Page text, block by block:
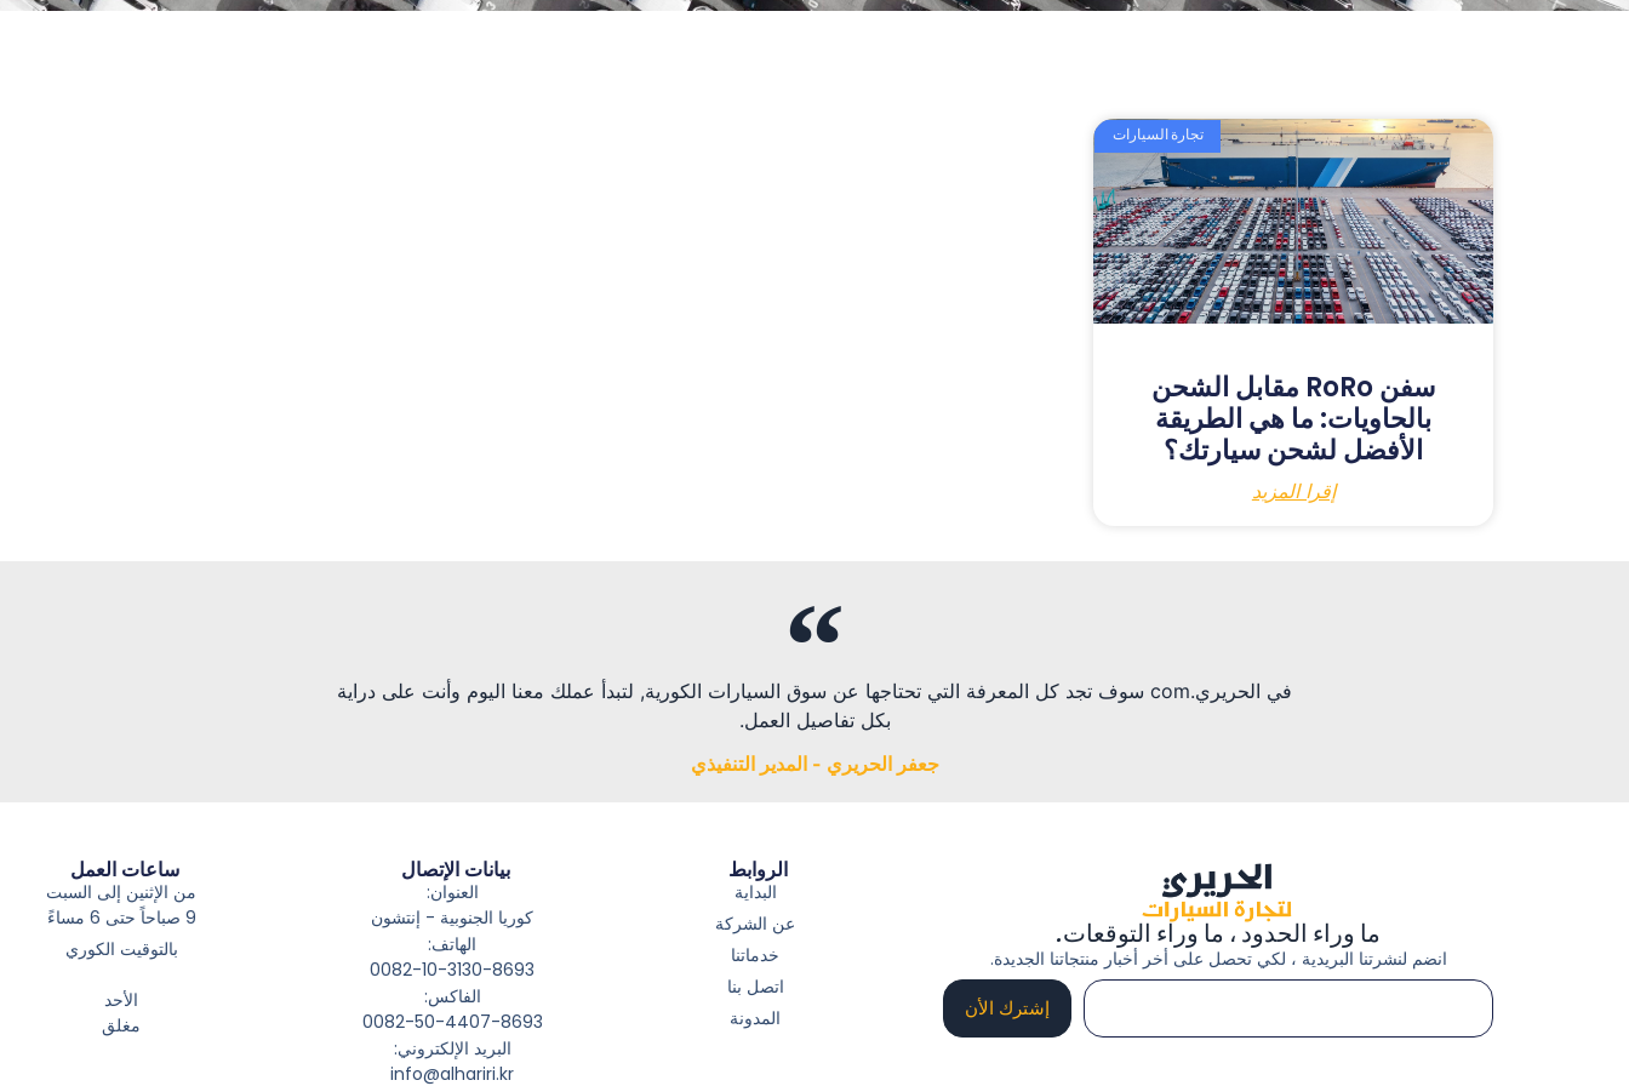
تجارة السيارات
سفن RoRo مقابل الشحن
بالحاويات: ما هي الطريقة
الأفضل لشحن سيارتك؟
إقرا المزيد
في الحريري.com سوف تجد كل المعرفة التي تحتاجها عن سوق السيارات الكورية, لتبدأ عملك معنا اليوم وأنت على دراية
بكل تفاصيل العمل.
جعفر الحريري - المدير التنفيذي
ما وراء الحدود ، ما وراء التوقعات.
انضم لنشرتنا البريدية ، لكي تحصل على أخر أخبار منتجاتنا الجديدة.
إشترك الأن
الروابط
البداية
عن الشركة
خدماتنا
اتصل بنا
المدونة
بيانات الإتصال
العنوان:
كوريا الجنوبية - إنتشون
الهاتف:
0082-10-3130-8693
الفاكس:
0082-50-4407-8693
البريد الإلكتروني:
info@alhariri.kr
ساعات العمل
من الإثنين إلى السبت
9 صباحاً حتى 6 مساءً
بالتوقيت الكوري
الأحد
مغلق